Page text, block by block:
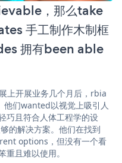
，那么take
手工制作木制框
拥有been able
上开展业务几个月后，rbia
他们wanted以视觉上吸引人
巧且符合人体工程学的设
的解决方案。他们在找到
options，但没有一个看
且难以使用。